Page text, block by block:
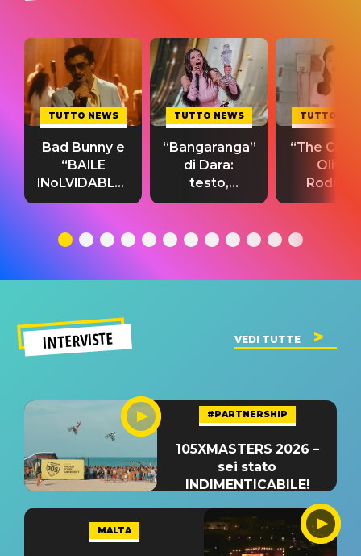
TUTTO NEWS
Bad Bunny e
“BAILE
INoLVIDABLE”:
testo,
significato
TUTTO NEWS
“Bangaranga”
di Dara:
testo,
traduzione e
del singolo
TUTTO
“The
Olivia
testo,
INTERVISTE VEDI TUTTE
#PARTNERSHIP
105XMASTERS 2026 –
sei stato
INDIMENTICABILE!
MALTA